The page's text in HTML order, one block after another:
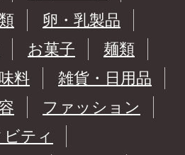
卵・乳製品
お菓子
麺類
料
雑貨・日用品
ファッション
ティ